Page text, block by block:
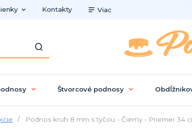
Kontakty Viac
Štvorcové podnosy
Podnos kruh 8 mm s tyčou - Čierny - Priemer 34